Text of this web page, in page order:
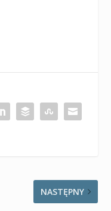
NASTĘPNY